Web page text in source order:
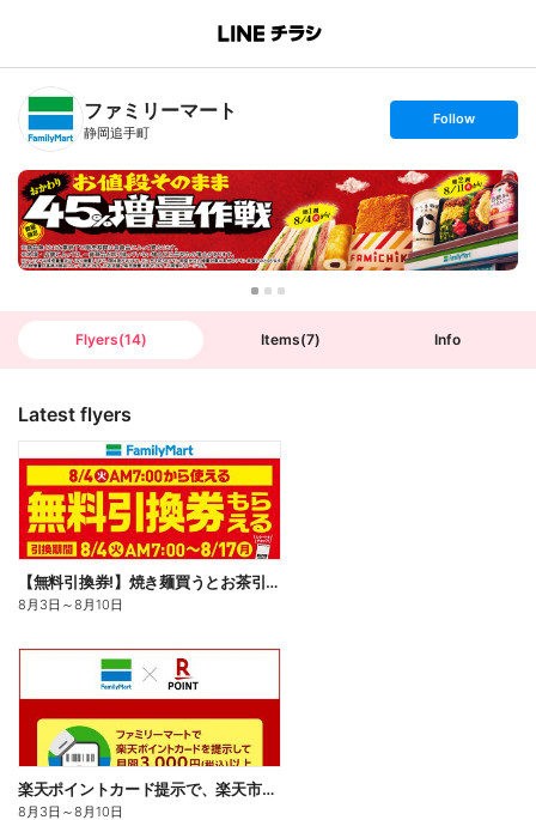
B
n
T
ファミリーマート
静岡追手町
s
t
o
l
l
o
w
Follow
Flyers(14) Items(7) Info
Latest flyers
【無料引換券!】焼き麺買うとお茶引換券貰える!
8月3日 ～8月10日
楽天ポイントカード提示で、楽天市場でのお買い物がおトクに!
8月3日 ～8月10日